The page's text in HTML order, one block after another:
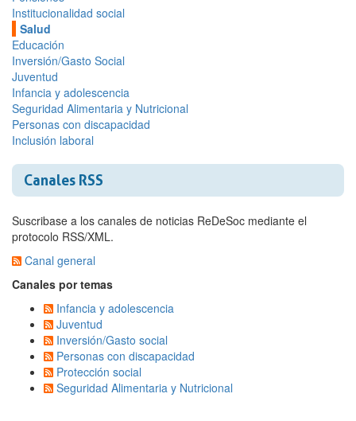
Institucionalidad social
Salud
Educación
Inversión/Gasto Social
Juventud
Infancia y adolescencia
Seguridad Alimentaria y Nutricional
Personas con discapacidad
Inclusión laboral
Canales RSS
Suscribase a los canales de noticias ReDeSoc mediante el
protocolo RSS/XML.
Canal general
Canales por temas
Infancia y adolescencia
Juventud
Inversión/Gasto social
Personas con discapacidad
Protección social
Seguridad Alimentaria y Nutricional